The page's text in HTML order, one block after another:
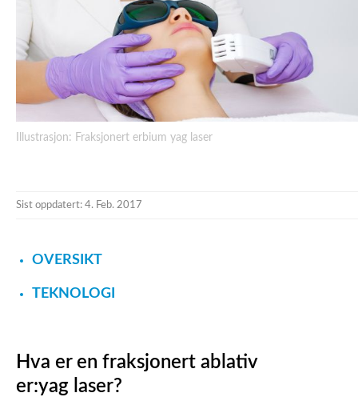
Illustrasjon: Fraksjonert erbium yag laser
Sist oppdatert: 4. Feb. 2017
OVERSIKT
TEKNOLOGI
Hva er en fraksjonert ablativ
er:yag laser?